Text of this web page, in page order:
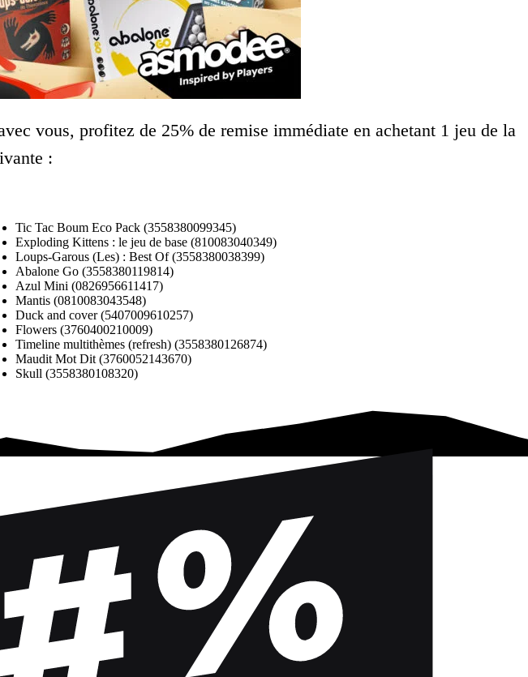
vous, profitez de 25% de remise immédiate en achetant 1 jeu de la
:
Tic Tac Boum Eco Pack (3558380099345)
Exploding Kittens : le jeu de base (810083040349)
Loups-Garous (Les) : Best Of (3558380038399)
Abalone Go (3558380119814)
Azul Mini (0826956611417)
Mantis (0810083043548)
Duck and cover (5407009610257)
Flowers (3760400210009)
Timeline multithèmes (refresh) (3558380126874)
Maudit Mot Dit (3760052143670)
Skull (3558380108320)